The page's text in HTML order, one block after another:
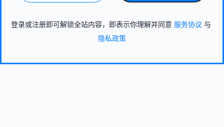
登录或注册即可解锁全站内容，即表示你理解并同意 服务协议 与
隐私政策